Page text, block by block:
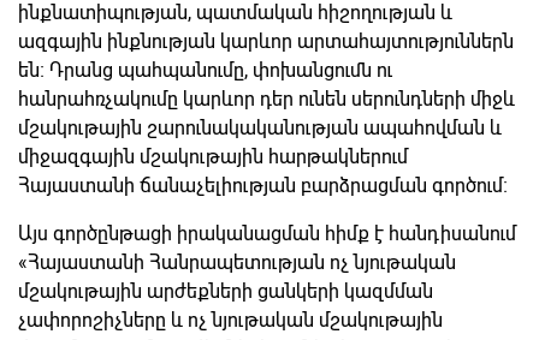
ինքնատիպության, պատմական հիշողության և
ազգային ինքնության կարևոր արտահայտություններն
են։ Դրանց պահպանումը, փոխանցումն ու
հանրահռչակումը կարևոր դեր ունեն սերունդների միջև
մշակութային շարունակականության ապահովման և
միջազգային մշակութային հարթակներում
Հայաստանի ճանաչելիության բարձրացման գործում։
Այս գործընթացի իրականացման հիմք է հանդիսանում
«Հայաստանի Հանրապետության ոչ նյութական
մշակութային արժեքների ցանկերի կազմման
չափորոշիչները և ոչ նյութական մշակութային